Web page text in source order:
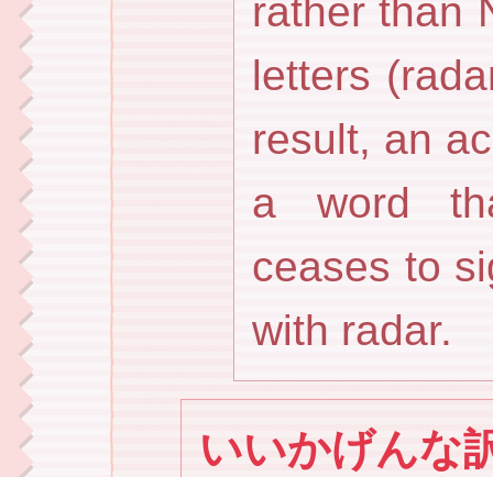
rather than
letters
result, an
a word
ceases to
with radar.
いいかげんな